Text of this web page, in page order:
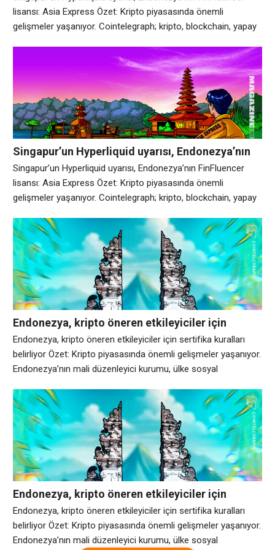
lisansı: Asia Express Özet: Kripto piyasasında önemli
gelişmeler yaşanıyor. Cointelegraph; kripto, blockchain, yapay
gazetecilik sağlamaya kararlıdır. Analiz: Piyasa hareketliliği
Singapur’un Hyperliquid uyarısı, Endonezya’nın
FinFluencer lisansı: Asia Express
Singapur’un Hyperliquid uyarısı, Endonezya’nın FinFluencer
lisansı: Asia Express Özet: Kripto piyasasında önemli
gelişmeler yaşanıyor. Cointelegraph; kripto, blockchain, yapay
gazetecilik sağlamaya kararlıdır. Analiz: Piyasa hareketliliği
devam ediyor.
Endonezya, kripto öneren etkileyiciler için
sertifika kuralları belirliyor
Endonezya, kripto öneren etkileyiciler için sertifika kuralları
belirliyor Özet: Kripto piyasasında önemli gelişmeler yaşanıyor.
Endonezya’nın mali düzenleyici kurumu, ülke sosyal
kripto ve diğer dijital finansal varlıkları tavsiye eden etkileyiciler
için sertifika gereklilikleri getirdi. Çarşamba günü açıklanan
2026 tarihli 6 Sayılı Finansal Hizmetler Kurumu Yönetmeliği
kapsamında, dijital varlıkları öneren kişilerin, halihazırda
Endonezya, kripto öneren etkileyiciler için
sertifika kuralları belirliyor
Endonezya, kripto öneren etkileyiciler için sertifika kuralları
belirliyor Özet: Kripto piyasasında önemli gelişmeler yaşanıyor.
Endonezya’nın mali düzenleyici kurumu, ülke sosyal